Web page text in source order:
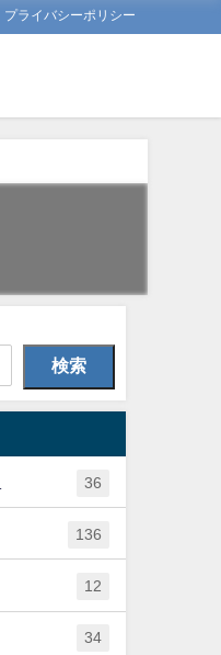
プライバシーポリシー
検索
36
136
12
34